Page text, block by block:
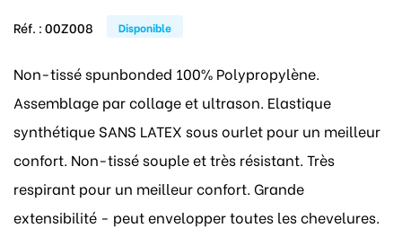
Réf. :00Z008 Disponible
Non-tissé spunbonded 100% Polypropylène.
Assemblage par collage et ultrason. Elastique
synthétique SANS LATEX sous ourlet pour un meilleur
confort. Non-tissé souple et très résistant. Très
respirant pour un meilleur confort. Grande
extensibilité - peut envelopper toutes les chevelures.